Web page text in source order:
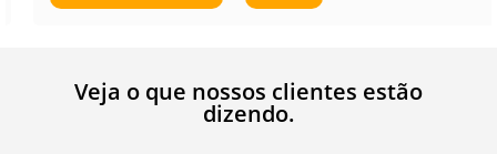
Veja o que nossos clientes estão
dizendo.